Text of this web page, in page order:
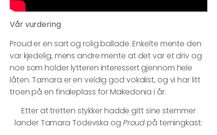
Vår vurdering
Proud er en sart og rolig ballade. Enkelte mente den
var kjedelig, mens andre mente at det var et driv og
noe som holder lytteren interessert gjennom hele
låten. Tamara er en veldig god vokalist, og vi har litt
troen på en finaleplass for Makedonia i år.
Etter at tretten stykker hadde gitt sine stemmer
lander Tamara Todevska og Proudpå terningkast: